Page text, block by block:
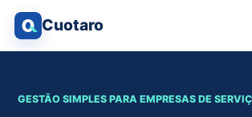
Cuotaro
GESTÃO SIMPLES PARA EMPRESAS DE